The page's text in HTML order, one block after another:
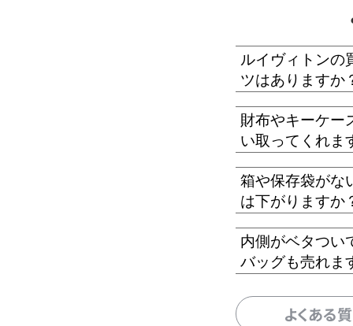
ルイヴィトンの
ツはありますか
財布やキーケー
い取ってくれま
箱や保存袋がな
は下がりますか
内側がベタつい
バッグも売れま
よくある